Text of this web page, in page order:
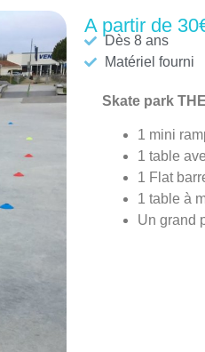
A partir de
Dès 8 ans
Matériel fourni
Skate park
1 mini
1 table
1 Flat
1 table à
Un grand